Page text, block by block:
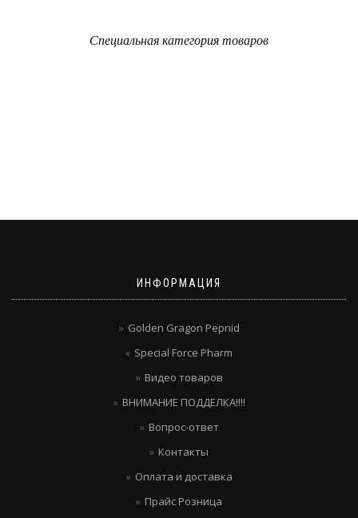
Специальная категория товаров
ИНФОРМАЦИЯ
Golden Gragon Pepnid
Special Force Pharm
Видео товаров
ВНИМАНИЕ ПОДДЕЛКА!!!!
Вопрос-ответ
Контакты
Оплата и доставка
Прайс Розница